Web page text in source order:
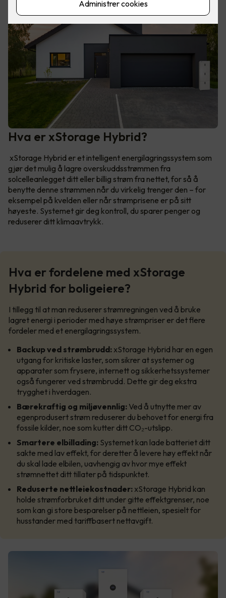
Hva er xStorage Hybrid?
xStorage Hybrid er et intelligent energilagringssystem som
gjør det mulig å lagre overskuddsstrømmen fra
solcelleanlegget ditt eller billig strøm fra nettet, for så å
benytte denne strømmen når du virkelig trenger den – for
eksempel på kvelden eller når strømprisene er på sitt
høyeste. Systemet gir deg kontroll, du sparer penger og
reduserer ditt klimaavtrykk.
Hva er fordelene med xStorage
Hybrid for boligeiere?
I tillegg til at man reduserer strømregningen ved å bruke
lagret energi i perioder med høye strømpriser er det flere
fordeler med et energilagringssystem.
Backup ved strømbrudd: xStorage Hybrid har en egen
utgang for kritiske laster, som sikrer at systemer og
apparater som frysere, internett og sikkerhetssystemer
også fungerer ved strømbrudd. Dette gir deg ekstra
trygghet i hverdagen.
Bærekraftig og miljøvennlig: Ved å utnytte mer av
egenprodusert strøm reduserer du behovet for energi fra
fossile kilder, noe som kutter ditt CO₂-utslipp.
Smartere elbillading: Systemet kan lade batteriet ditt
sakte med lav effekt, for deretter å levere høy effekt når
du skal lade elbilen, uavhengig av hvor mye effekt
strømnettet ditt tillater på tidspunktet.
Reduserte nettleiekostnader: xStorage Hybrid kan
holde strømforbruket ditt under gitte effektgrenser, noe
som kan gi store besparelser på nettleien, spesielt for
husstander med tariffbasert nettavgift.